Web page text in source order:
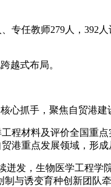
专任教师279人，392
越式布局。
抓手，聚焦自贸港
程材料及评价全国重
港重点发展领域，形成
发，生物医学工程
与诱变育种创新团队